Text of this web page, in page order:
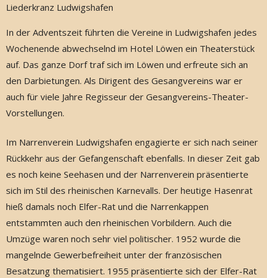
Liederkranz Ludwigshafen
In der Adventszeit führten die Vereine in Ludwigshafen jedes
Wochenende abwechselnd im Hotel Löwen ein Theaterstück
auf. Das ganze Dorf traf sich im Löwen und erfreute sich an
den Darbietungen. Als Dirigent des Gesangvereins war er
auch für viele Jahre Regisseur der Gesangvereins-Theater-
Vorstellungen.
Im Narrenverein Ludwigshafen engagierte er sich nach seiner
Rückkehr aus der Gefangenschaft ebenfalls. In dieser Zeit gab
es noch keine Seehasen und der Narrenverein präsentierte
sich im Stil des rheinischen Karnevalls. Der heutige Hasenrat
hieß damals noch Elfer-Rat und die Narrenkappen
entstammten auch den rheinischen Vorbildern. Auch die
Umzüge waren noch sehr viel politischer. 1952 wurde die
mangelnde Gewerbefreiheit unter der französischen
Besatzung thematisiert. 1955 präsentierte sich der Elfer-Rat